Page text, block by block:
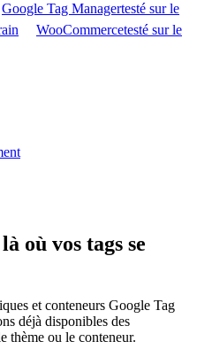
Google Tag Managertesté sur le
WooCommercetesté sur le
où vos tags se
et conteneurs Google Tag
déjà disponibles des
thème ou le conteneur.